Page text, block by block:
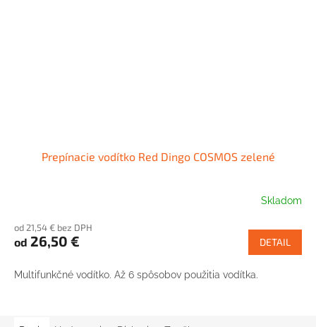
Prepínacie vodítko Red Dingo COSMOS zelené
Skladom
od 21,54 € bez DPH
od 26,50 € DETAIL
Multifunkčné vodítko. Až 6 spôsobov použitia vodítka.